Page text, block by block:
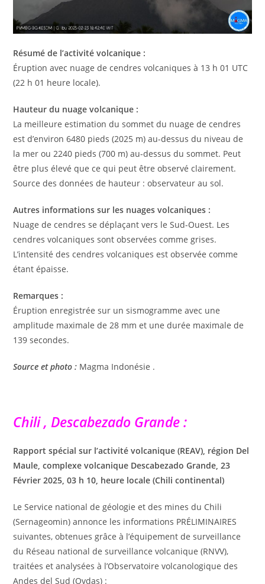
Résumé de l’activité volcanique :
Éruption avec nuage de cendres volcaniques à 13 h 01 UTC
(22 h 01 heure locale).
Hauteur du nuage volcanique :
La meilleure estimation du sommet du nuage de cendres
est d’environ 6480 pieds (2025 m) au-dessus du niveau de
la mer ou 2240 pieds (700 m) au-dessus du sommet. Peut
être plus élevé que ce qui peut être observé clairement.
Source des données de hauteur : observateur au sol.
Autres informations sur les nuages ​​volcaniques :
Nuage de cendres se déplaçant vers le Sud-Ouest. Les
cendres volcaniques sont observées comme grises.
L’intensité des cendres volcaniques est observée comme
étant épaisse.
Remarques :
Éruption enregistrée sur un sismogramme avec une
amplitude maximale de 28 mm et une durée maximale de
139 secondes.
Source et photo : Magma Indonésie .
Chili , Descabezado Grande :
Rapport spécial sur l’activité volcanique (REAV), région Del
Maule, complexe volcanique Descabezado Grande,23
Février2025, 03 h 10, heure locale (Chili continental)
Le Service national de géologie et des mines du Chili
(Sernageomin) annonce les informations PRÉLIMINAIRES
suivantes, obtenues grâce à l’équipement de surveillance
du Réseau national de surveillance volcanique (RNVV),
traitées et analysées à l’Observatoire volcanologique des
Andes del Sud (Ovdas) :